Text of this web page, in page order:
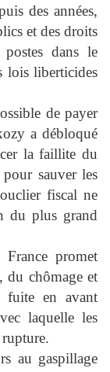
des années,
et des droits
dans le
lois liberticides
de payer
a débloqué
la faillite du
sauver les
fiscal ne
du plus grand
promet
du chômage et
fuite en avant
laquelle les
au gaspillage